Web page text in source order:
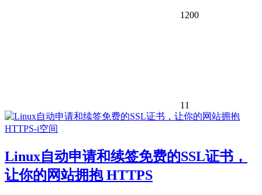
1200
11
Linux自动申请和续签免费的SSL证书，
让你的网站拥抱 HTTPS